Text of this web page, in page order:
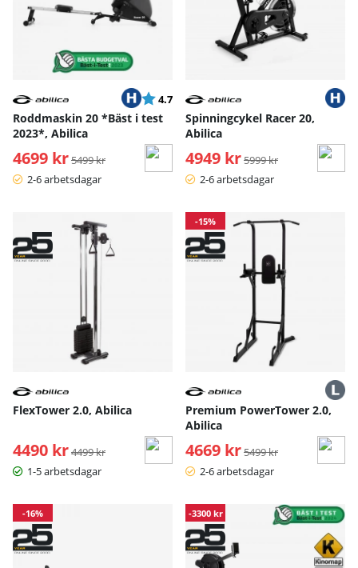
Betyg:
4.7 utav 5 stjärnor
Roddmaskin 20 *Bäst i test
2023*, Abilica
4699 kr Ordinarie pris:
5499 kr
2-6 arbetsdagar
Spinningcykel Racer 20,
Abilica
4949 kr Ordinarie pris:
5999 kr
2-6 arbetsdagar
FlexTower 2.0, Abilica
4490 kr Ordinarie pris:
4499 kr
1-5 arbetsdagar
-15%
Premium PowerTower 2.0,
Abilica
4669 kr Ordinarie pris:
5499 kr
2-6 arbetsdagar
-16% -3300 kr